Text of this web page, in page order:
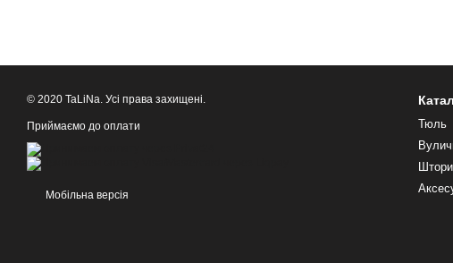
© 2020 TaLiNa. Усі права захищені.
Приймаємо до оплати
Мобільна версія
Тюль
Штори